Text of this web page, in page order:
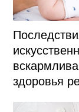
здоровья